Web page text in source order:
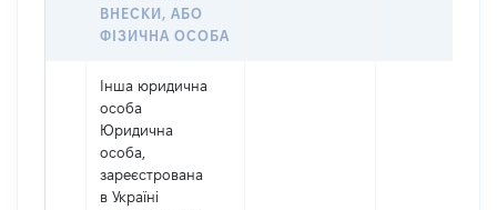
ВНЕСКИ, АБО
ФІЗИЧНА ОСОБА
Інша юридична
особа
Юридична
особа,
зареєстрована
в Україні